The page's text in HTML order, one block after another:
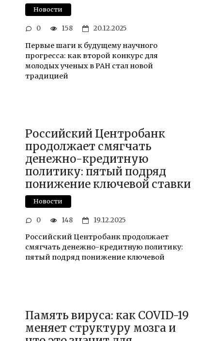
Новости
0 158 20.12.2025
Первые шаги к будущему научного
прогресса: как второй конкурс для
молодых ученых в РАН стал новой
традицией
Российский Центробанк
продолжает смягчать
денежно-кредитную
политику: пятый подряд
понижение ключевой ставки
Новости
0 148 19.12.2025
Российский Центробанк продолжает
смягчать денежно-кредитную политику:
пятый подряд понижение ключевой
Память вируса: как COVID-19
меняет структуру мозга и